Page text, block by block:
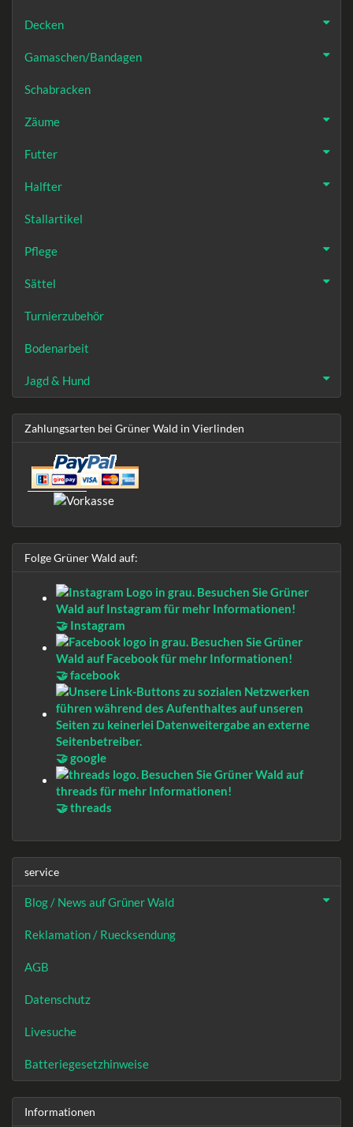
Decken
Gamaschen/Bandagen
Schabracken
Zäume
Futter
Halfter
Stallartikel
Pflege
Sättel
Turnierzubehör
Bodenarbeit
Jagd & Hund
Zahlungsarten bei Grüner Wald in Vierlinden
Folge Grüner Wald auf:
🤝 Instagram
🤝 facebook
🤝 google
🤝 threads
service
Blog / News auf Grüner Wald
Reklamation / Ruecksendung
AGB
Datenschutz
Livesuche
Batteriegesetzhinweise
Informationen